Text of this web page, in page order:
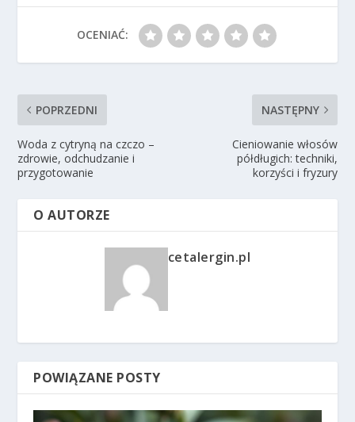
OCENIAĆ:
POPRZEDNI
Woda z cytryną na czczo –
zdrowie, odchudzanie i
przygotowanie
NASTĘPNY
Cieniowanie włosów
półdługich: techniki,
korzyści i fryzury
O AUTORZE
cetalergin.pl
POWIĄZANE POSTY